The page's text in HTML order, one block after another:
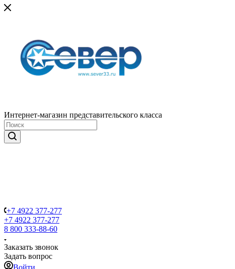
Интернет-магазин представительского класса
+7 4922 377-277
+7 4922 377-277
8 800 333-88-60
Заказать звонок
Задать вопрос
Войти